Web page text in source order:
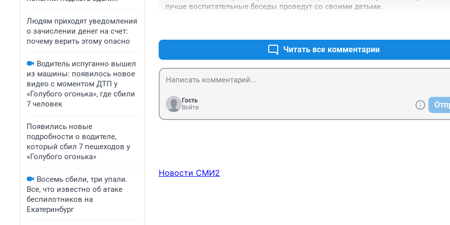
Людям приходят уведомления
о зачислении денег на счет:
почему верить этому опасно
Водитель испуганно вышел
из машины: появилось новое
видео с моментом ДТП у
«Голубого огонька», где сбили
7 человек
Появились новые
подробности о водителе,
который сбил 7 пешеходов у
«Голубого огонька»
Восемь сбили, три упали.
Все, что известно об атаке
беспилотников на
Екатеринбург
лучше воспитательные беседы проведут со своими детьми.
Читать все комментарии
Гость
Войти
Новости СМИ2